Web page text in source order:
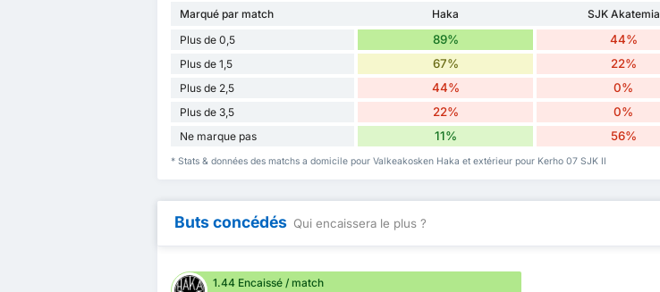
Marqué par match Haka
SJK Akatemia
Plus de 0,5
89% 44%
Plus de 1,5 67% 22%
Plus de 2,5 44% 0%
Plus de 3,5 22% 0%
Ne marque pas 11% 56%
* Stats & données des matchs a domicile pour Valkeakosken Haka et extérieur pour Kerho 07 SJK II
Buts concédés Qui encaissera le plus ?
1.44 Encaissé / match